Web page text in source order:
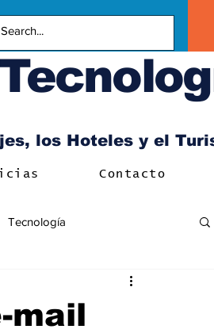
los Hoteles y el
Contacto
Tecnología
mail